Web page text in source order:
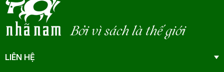
Bởi vì sách là thế giới
LIÊN HỆ